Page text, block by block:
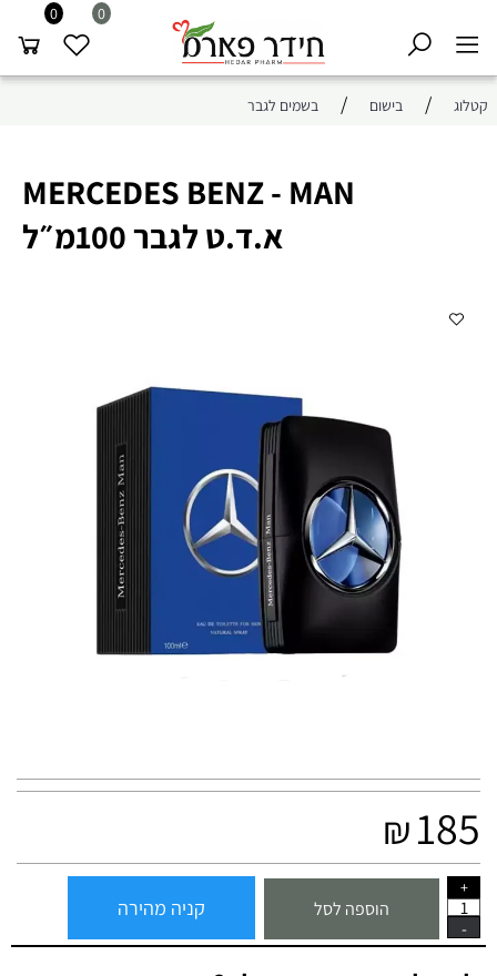
0 0
קטלוג / בישום / בשמים לגבר
MERCEDES BENZ - MAN
א.ד.ט לגבר 100מ״ל
₪185
הוספה לסל קניה מהירה